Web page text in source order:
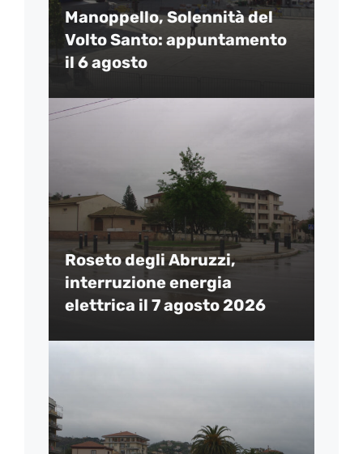
Manoppello, Solennità del
Volto Santo: appuntamento
il 6 agosto
Roseto degli Abruzzi,
interruzione energia
elettrica il 7 agosto 2026